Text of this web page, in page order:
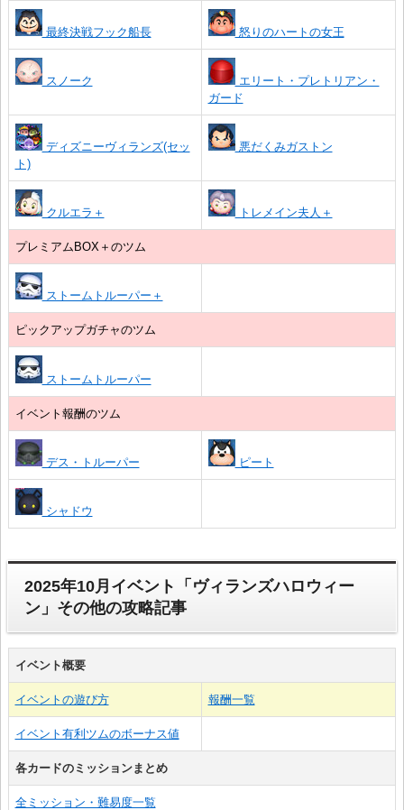
最終決戦フック船長 怒りのハートの女王
スノーク
エリート・プレトリアン・
ガード
ディズニーヴィランズ(セッ
ト)
悪だくみガストン
クルエラ＋ トレメイン夫人＋
プレミアムBOX＋のツム
ストームトルーパー＋
ピックアップガチャのツム
ストームトルーパー
イベント報酬のツム
デス・トルーパー ピート
シャドウ
2025年10月イベント「ヴィランズハロウィー
ン」その他の攻略記事
イベント概要
イベントの遊び方 報酬一覧
イベント有利ツムのボーナス値
各カードのミッションまとめ
全ミッション・難易度一覧